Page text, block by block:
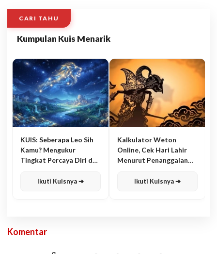
CARI TAHU
Kumpulan Kuis Menarik
KUIS: Seberapa Leo Sih
Kamu? Mengukur
Tingkat Percaya Diri dan
Ikuti Kuisnya ➔
Kalkulator Weton
Online, Cek Hari Lahir
Menurut Penanggalan
Ikuti Kuisnya ➔
Komentar